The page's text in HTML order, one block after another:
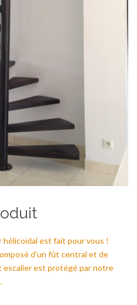
hélicoïdal est fait pour vous !
d’un fût central et de
escalier est protégé par notre